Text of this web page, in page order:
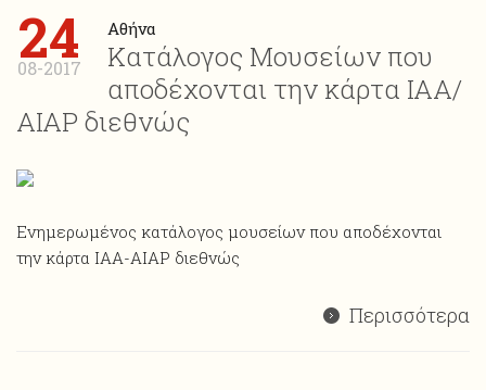
24
08-2017
Αθήνα
Κατάλογος Μουσείων που
αποδέχονται την κάρτα ΙΑΑ/
ΑΙΑP διεθνώς
Ενημερωμένος κατάλογος μουσείων που αποδέχονται
την κάρτα ΙΑΑ-AIAP διεθνώς
Περισσότερα